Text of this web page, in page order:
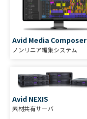
Avid Media Composer
ノンリニア編集システム
Avid NEXIS
素材共有サーバ